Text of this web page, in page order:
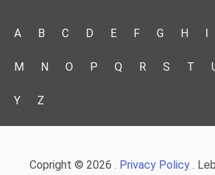
A B C D E F G H I
M N O P Q R S T
Y Z
Copright © 2026 . Privacy Policy.